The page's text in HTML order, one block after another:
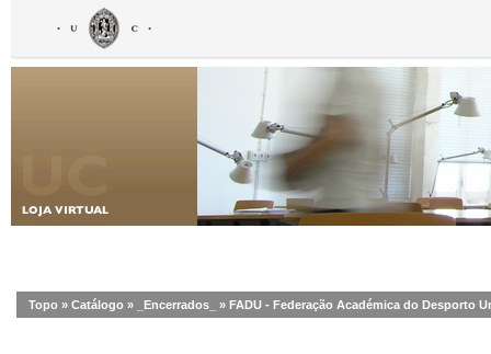
Topo » Catálogo » _Encerrados_ » FADU - Federação Académica do Desporto